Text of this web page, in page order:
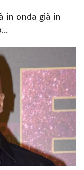
in onda già in